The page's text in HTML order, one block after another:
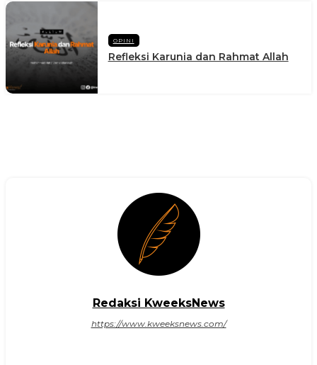
OPINI
Refleksi Karunia dan Rahmat Allah
Redaksi KweeksNews
https://www.kweeksnews.com/